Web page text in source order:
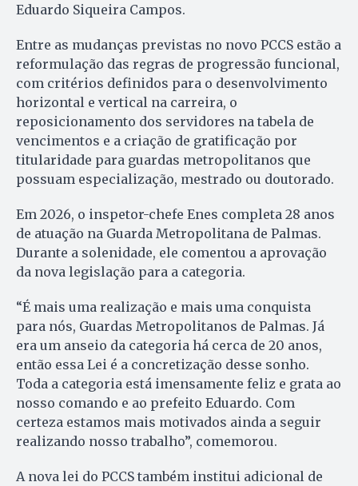
Eduardo Siqueira Campos.
Entre as mudanças previstas no novo PCCS estão a
reformulação das regras de progressão funcional,
com critérios definidos para o desenvolvimento
horizontal e vertical na carreira, o
reposicionamento dos servidores na tabela de
vencimentos e a criação de gratificação por
titularidade para guardas metropolitanos que
possuam especialização, mestrado ou doutorado.
Em 2026, o inspetor-chefe Enes completa 28 anos
de atuação na Guarda Metropolitana de Palmas.
Durante a solenidade, ele comentou a aprovação
da nova legislação para a categoria.
“É mais uma realização e mais uma conquista
para nós, Guardas Metropolitanos de Palmas. Já
era um anseio da categoria há cerca de 20 anos,
então essa Lei é a concretização desse sonho.
Toda a categoria está imensamente feliz e grata ao
nosso comando e ao prefeito Eduardo. Com
certeza estamos mais motivados ainda a seguir
realizando nosso trabalho”, comemorou.
A nova lei do PCCS também institui adicional de